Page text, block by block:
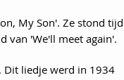
My Son'. Ze stond
van 'We'll meet again'.
. Dit liedje werd in 1934